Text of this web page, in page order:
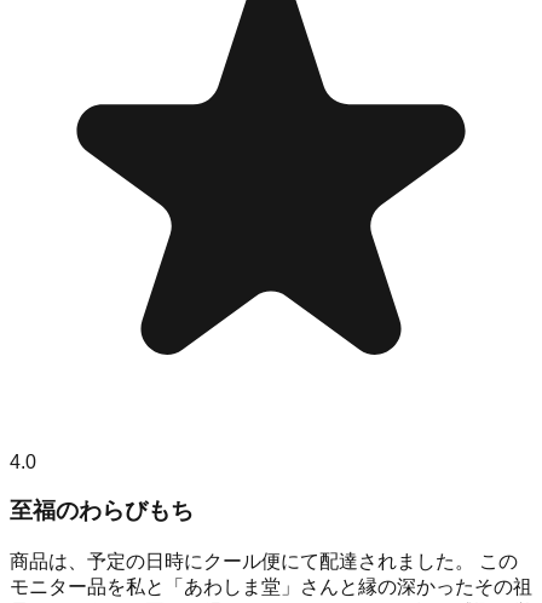
4.0
至福のわらびもち
商品は、予定の日時にクール便にて配達されました。 この
モニター品を私と「あわしま堂」さんと縁の深かったその祖